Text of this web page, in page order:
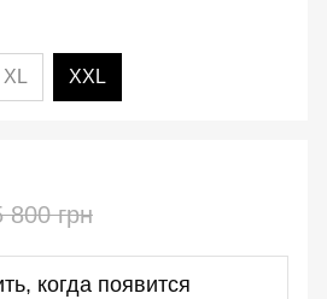
XL XXL
800 грн
когда появится